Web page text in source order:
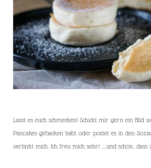
Lasst es euch schmecken! Schickt mir gern ein Bild
Pancakes gebacken habt oder postet es in den
verlinkt mich. Ich freu mich sehr! ….und schön, dass